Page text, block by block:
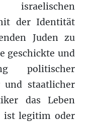
der Identität
Juden zu
geschickte und
politischer
und staatlicher
das Leben
ist legitim oder